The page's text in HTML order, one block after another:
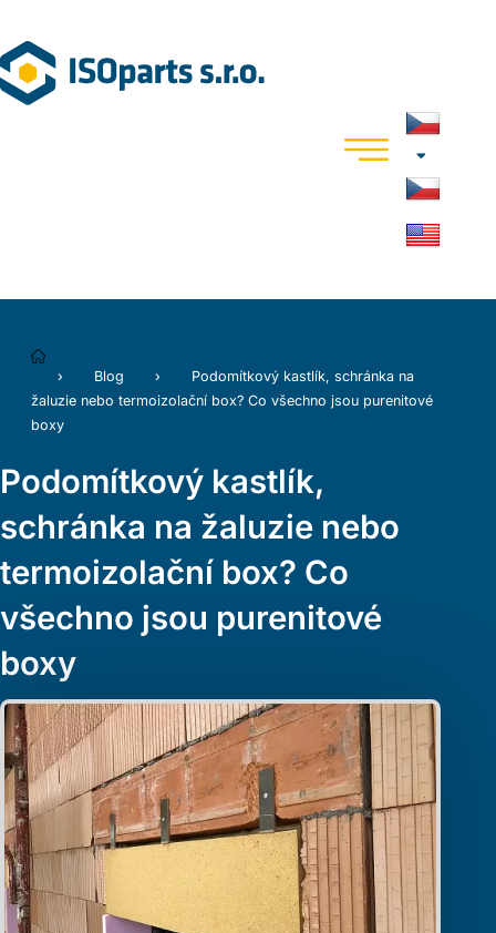
Blog
Podomítkový kastlík, schránka na
žaluzie nebo termoizolační box? Co všechno jsou purenitové
boxy
Podomítkový kastlík,
schránka na žaluzie nebo
termoizolační box? Co
všechno jsou purenitové
boxy
Purenitové boxy představují moderní stavební prvek, který
poskytuje ideální technické řešení pro stínící techniku. Jaké
typy podomítkových boxů existují a kde všude najdou
využití?